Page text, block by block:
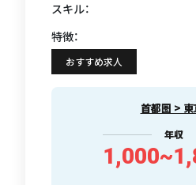
スキル：
特徴：
おすすめ求人
首都圏 >
年収